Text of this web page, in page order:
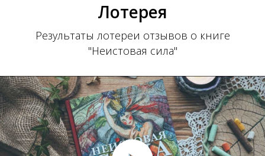
Лотерея
Результаты лотереи отзывов о книге
"Неистовая сила"